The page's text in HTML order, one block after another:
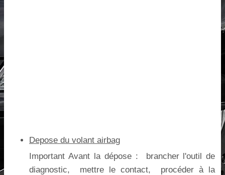
Depose du volant airbag
Important Avant la dépose : brancher l'outil de
diagnostic, mettre le contact, procéder à la